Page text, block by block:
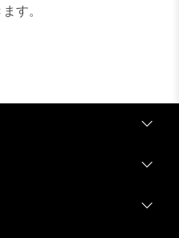
す。